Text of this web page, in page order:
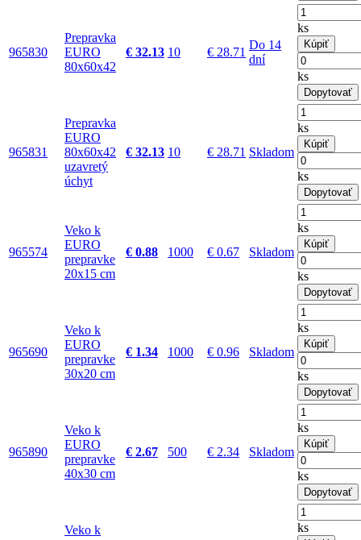
965830
Prepravka
EURO
80x60x42
€ 32.13 10 € 28.71
Do 14
dní
ks
Kúpiť
ks
Dopytovať
965831
Prepravka
EURO
80x60x42
uzavretý
úchyt
€ 32.13 10 € 28.71 Skladom
ks
Kúpiť
ks
Dopytovať
965574
Veko k
EURO
prepravke
20x15 cm
€ 0.88 1000 € 0.67 Skladom
ks
Kúpiť
ks
Dopytovať
965690
Veko k
EURO
prepravke
30x20 cm
€ 1.34 1000 € 0.96 Skladom
ks
Kúpiť
ks
Dopytovať
965890
Veko k
EURO
prepravke
40x30 cm
€ 2.67 500 € 2.34 Skladom
ks
Kúpiť
ks
Dopytovať
Veko k
ks